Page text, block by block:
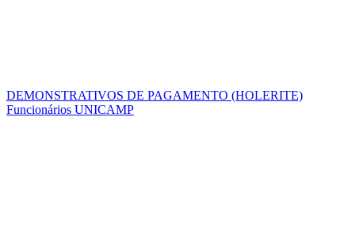
DEMONSTRATIVOS DE PAGAMENTO (HOLERITE)
Funcionários UNICAMP